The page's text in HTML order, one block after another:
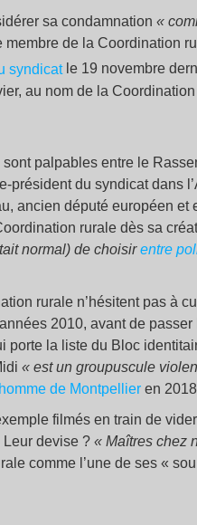
sa condamnation «
de la Coordination
syndicatle 19 novembre
au nom de la
palpables entre le
président du syndicat dans
ancien député européen
rurale dès sa
normal) de choisirentre
rurale n’hésitent pas à
2010, avant de
porte la liste du Bloc
« est un groupuscule
de Montpellier en
filmés en train de
Leur devise ? « Maîtres chez
comme l’une de ses «